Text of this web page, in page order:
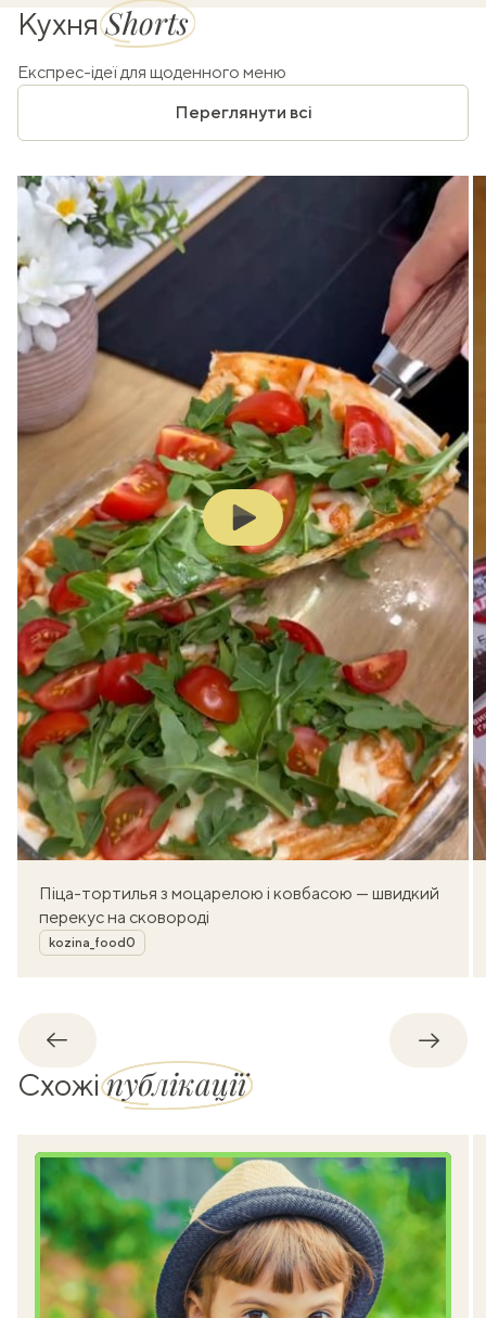
КухняShorts
Експрес-ідеї для щоденного меню
Переглянути всі
Play
Піца-тортилья з моцарелою і ковбасою — швидкий
перекус на сковороді
Автор
kozina_food0
Назад
Схожіпублікації